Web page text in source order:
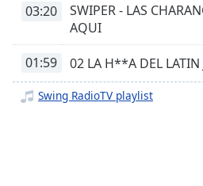
Chapters
Chapters
Descriptions
descriptions
03:20
SWIPER - LAS
AQUI
01:59 02 LA H**A DEL LATIN
Swing RadioTV playlist